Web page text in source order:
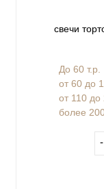
До 60 т.р.
от 60 до
от 110 до
более 200
‐